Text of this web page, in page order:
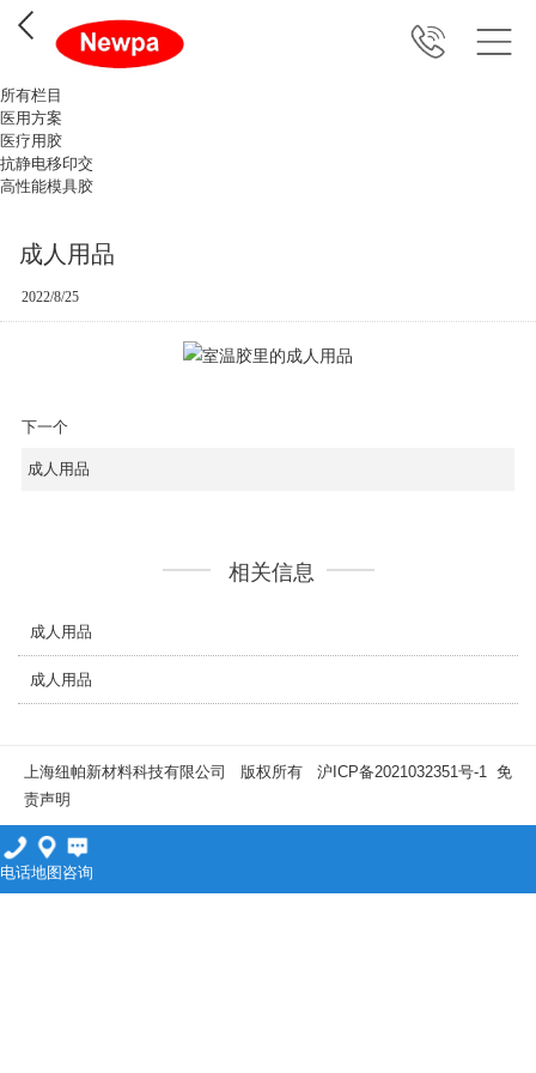
所有栏目
医用方案
医疗用胶
抗静电移印交
高性能模具胶
成人用品
2022/8/25
下一个
成人用品
相关信息
成人用品
成人用品
上海纽帕新材料科技有限公司 版权所有 沪ICP备2021032351号-1
免
责声明
电话地图 咨询